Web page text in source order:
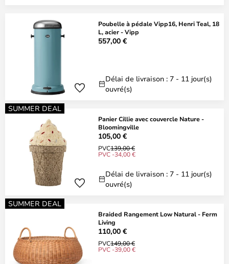
Poubelle à pédale Vipp16, Henri Teal, 18
L, acier - Vipp
557,00 €
Délai de livraison : 7 - 11 jour(s)
ouvré(s)
SUMMER DEAL
Panier Cillie avec couvercle Nature -
Bloomingville
105,00 €
PVC139,00 €
PVC -34,00 €
Délai de livraison : 7 - 11 jour(s)
ouvré(s)
SUMMER DEAL
Braided Rangement Low Natural - Ferm
Living
110,00 €
PVC149,00 €
PVC -39,00 €